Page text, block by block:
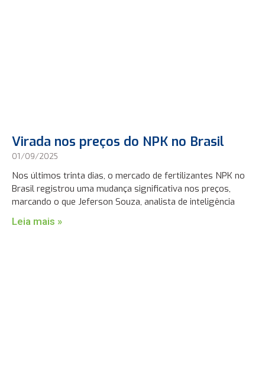
Virada nos preços do NPK no Brasil
01/09/2025
Nos últimos trinta dias, o mercado de fertilizantes NPK no
Brasil registrou uma mudança significativa nos preços,
marcando o que Jeferson Souza, analista de inteligência
Leia mais »